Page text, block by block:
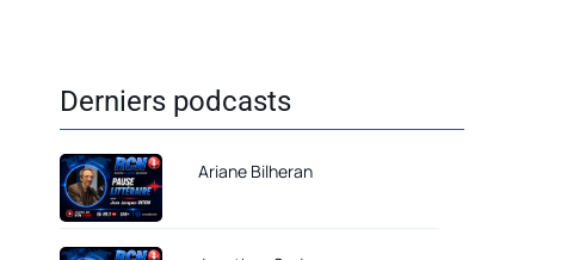
Derniers podcasts
Ariane Bilheran